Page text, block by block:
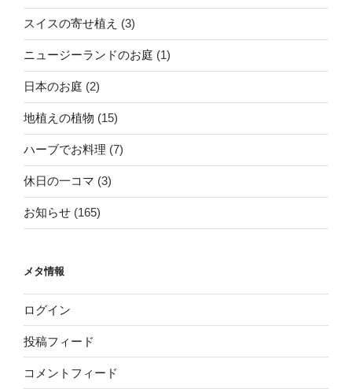
スイスの寄せ植え (3)
ニュージーランドのお庭 (1)
日本のお庭 (2)
地植えの植物 (15)
ハーブでお料理 (7)
休日の一コマ (3)
お知らせ (165)
メタ情報
ログイン
投稿フィード
コメントフィード